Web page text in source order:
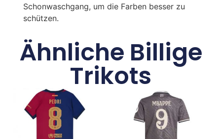
Schonwaschgang, um die Farben besser zu
schützen.
Ähnliche Billige
Trikots